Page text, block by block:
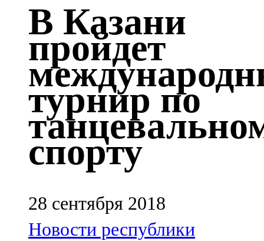
Кадыбаш
105,2 FM
Казан
91,5 FM
Кайбыч
106,1 FM
Кама тамагы
71,51 FM
Кукмара
В Казани
пройдет
турнир по
спорту
28 сентября 2018
Новости республики